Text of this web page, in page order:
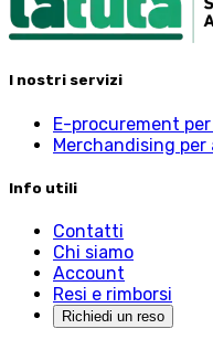
I nostri servizi
E-procurement
Merchandising per
Info utili
Contatti
Chi siamo
Account
Resi e rimborsi
Richiedi un reso